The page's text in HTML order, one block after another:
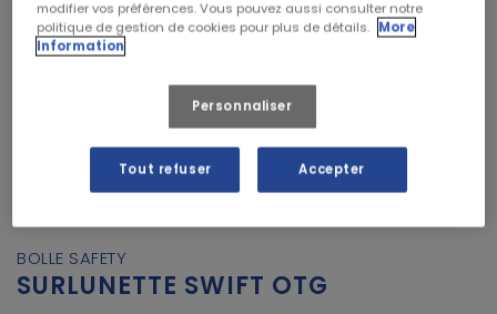
BOLLE SAFETY
SURLUNETTE SWIFT OTG
modifier vos préférences. Vous pouvez aussi consulter notre
politique de gestion de cookies pour plus de détails. More
Information
Personnaliser
Tout refuser Accepter